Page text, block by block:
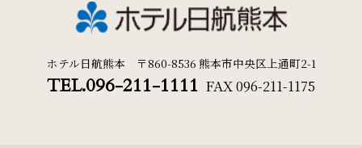
ホテル日航熊本 〒860-8536 熊本市中央区上通町2-1
TEL.096-211-1111 FAX096-211-1175